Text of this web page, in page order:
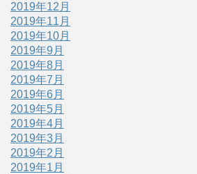
2019年12月
2019年11月
2019年10月
2019年9月
2019年8月
2019年7月
2019年6月
2019年5月
2019年4月
2019年3月
2019年2月
2019年1月